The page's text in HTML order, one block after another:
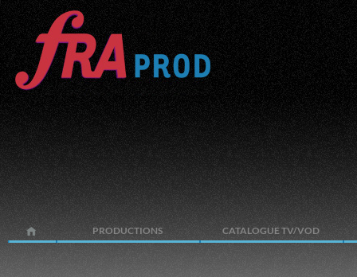
PRODUCTIONS CATALOGUE TV/VOD